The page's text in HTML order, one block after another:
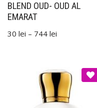
BLEND OUD- OUD AL
EMARAT
30 lei – 744 lei